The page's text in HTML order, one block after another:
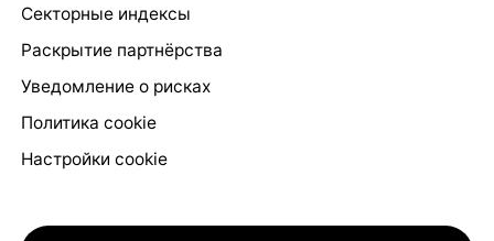
Секторные индексы
Раскрытие партнёрства
Уведомление о рисках
Политика cookie
Настройки cookie